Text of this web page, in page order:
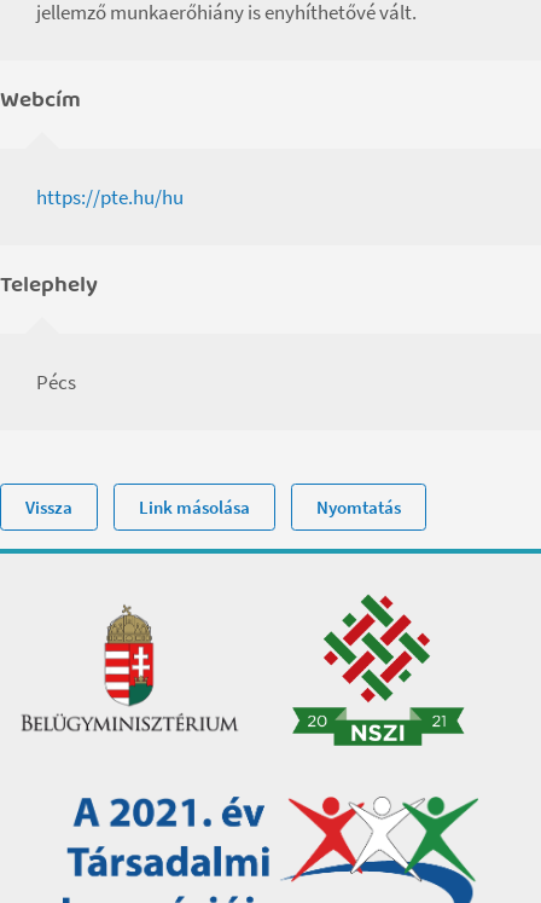
jellemző munkaerőhiány is enyhíthetővé vált.
Webcím
https://pte.hu/hu
Telephely
Pécs
Vissza Link másolása Nyomtatás